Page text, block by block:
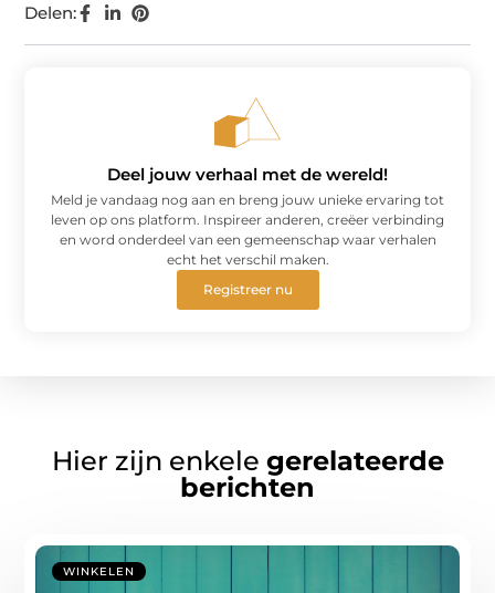
Delen:
Deel jouw verhaal met de wereld!
Meld je vandaag nog aan en breng jouw unieke ervaring tot
leven op ons platform. Inspireer anderen, creëer verbinding
en word onderdeel van een gemeenschap waar verhalen
echt het verschil maken.
Registreer nu
Hier zijn enkele gerelateerde
berichten
WINKELEN